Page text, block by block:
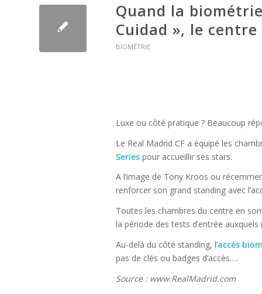
Quand la
Cuidad », le
BIOMÉTRIE
Luxe ou côté pratique ? Beaucoup
Le Real Madrid CF a équipé les
Series pour accueillir ses stars.
A l’image de Tony Kroos ou
renforcer son grand standing avec
Toutes les chambres du centre en
la période des tests d’entrée
Au-delà du côté standing, l’accès
pas de clés ou badges d’accès….
Source : www.RealMadrid.com